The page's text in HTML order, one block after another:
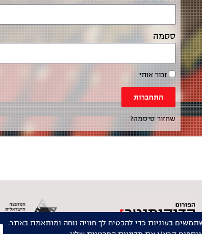
ססמה
זכור אותי
התחברות
שחזור סיסמה?